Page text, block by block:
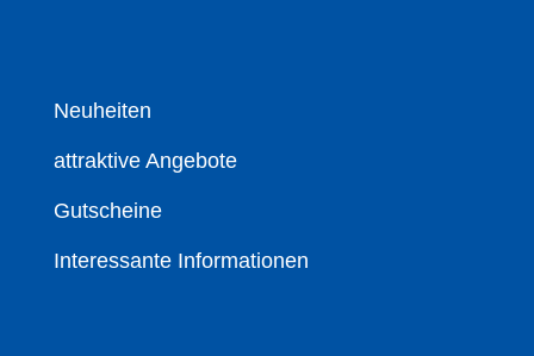
Neuheiten
attraktive Angebote
Gutscheine
Interessante Informationen